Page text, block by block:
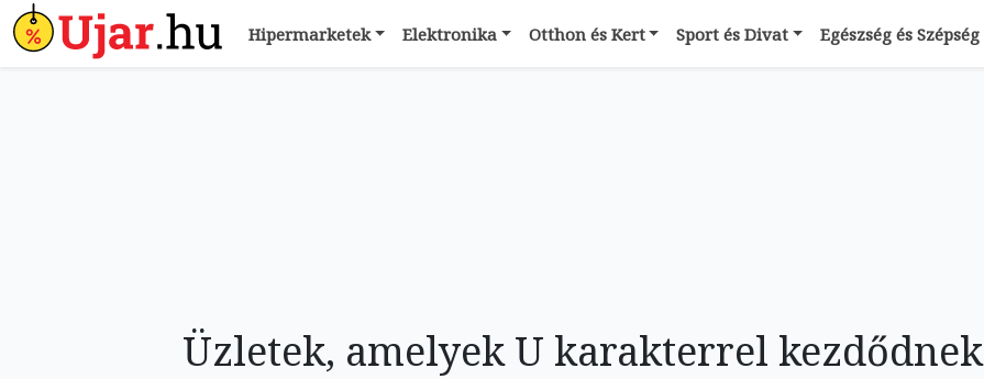
Hipermarketek Elektronika Otthon és Kert Sport és Divat Egészség és Szépség
Üzletek, amelyek U karakterrel kezdődnek